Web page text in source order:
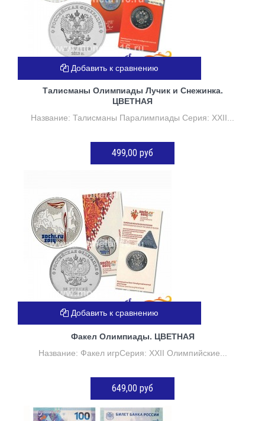
Талисманы Олимпиады Лучик и Снежинка.
ЦВЕТНАЯ
Название: Талисманы Паралимпиады Серия: XXII...
499,00 руб
Добавить к сравнению
Факел Олимпиады. ЦВЕТНАЯ
Название: Факел игрСерия: XXII Олимпийские...
649,00 руб
Нет в наличии
Добавить к сравнению